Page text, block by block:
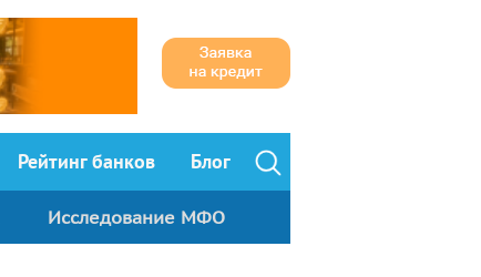
Рейтинг банков Блог
Исследование МФО